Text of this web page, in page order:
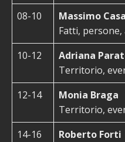
08-10
Massimo
Fatti,
10-12
Adriana
Territorio,
12-14
Monia Braga
Territorio,
14-16
Roberto Forti